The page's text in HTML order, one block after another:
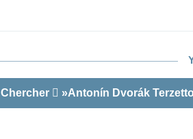
d’aujourd’hui un texte musical
Chercher »Antonín Dvorák